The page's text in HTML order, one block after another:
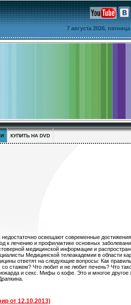
7 августа 2026, пятница
КУПИТЬ НА DVD
освещают современные достижения
к лечению и профилактике основных
медицинской информации и
Медицинской телеакадемии в области
ответят на следующие вопросы: Как
со стажем? Что любит и не любит печень? Что
и секс. Мифы о кофе. Это и многое
от 12.10.2013)